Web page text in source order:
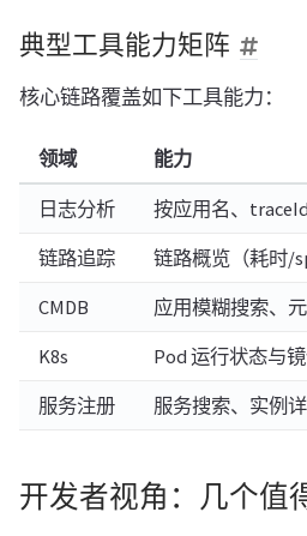
典型工具能力矩阵
核心链路覆盖如下工具能力：
领域 能力
日志分析 按应用名、
链路追踪 链路概览（耗时/
CMDB 应用模糊搜索、
K8s Pod 运行状态与
服务注册 服务搜索、实例
开发者视角：几个值